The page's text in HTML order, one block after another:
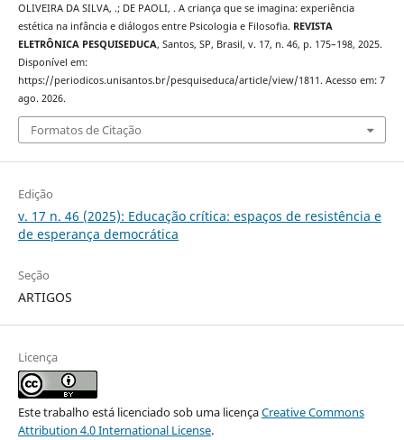
OLIVEIRA DA SILVA, .; DE PAOLI, . A criança que se imagina: experiência
estética na infância e diálogos entre Psicologia e Filosofia. REVISTA
ELETRÔNICA PESQUISEDUCA, Santos, SP, Brasil, v. 17, n. 46, p. 175–198, 2025.
Disponível em:
https://periodicos.unisantos.br/pesquiseduca/article/view/1811. Acesso em: 7
ago. 2026.
Formatos de Citação
Edição
v. 17 n. 46 (2025): Educação crítica: espaços de resistência e
de esperança democrática
Seção
ARTIGOS
Licença
Este trabalho está licenciado sob uma licençaCreative Commons
Attribution 4.0 International License.